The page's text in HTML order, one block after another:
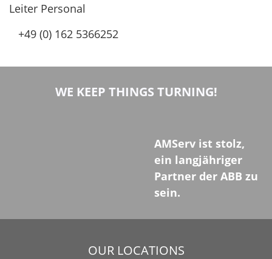
Leiter Personal
+49 (0) 162 5366252
WE KEEP THINGS TURNING!
AMServ ist stolz,
ein langjähriger
Partner der ABB zu
sein.
OUR LOCATIONS